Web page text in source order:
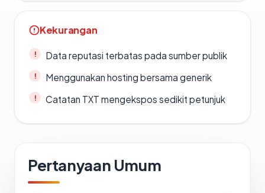
Kekurangan
Data reputasi terbatas pada sumber publik
Menggunakan hosting bersama generik
Catatan TXT mengekspos sedikit petunjuk
Pertanyaan Umum